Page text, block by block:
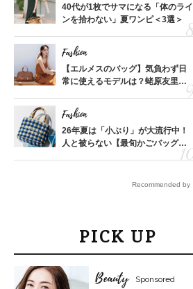
40代が1枚でサマになる「体のライ
ンを拾わない」夏ワンピ＜3選＞
Fashion
【エルメスのバッグ】気負わず日
常に使えるモデルは？蛯原友里さ
Fashion
26年夏は「小ぶり」が大流行中！
人と被らない【最旬かごバッグ】6
Recommended by
PICK UP
Beauty Sponsored